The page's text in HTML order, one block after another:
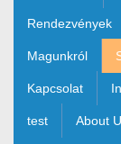
Rendezvények
Magunkról
Kapcsolat
test About